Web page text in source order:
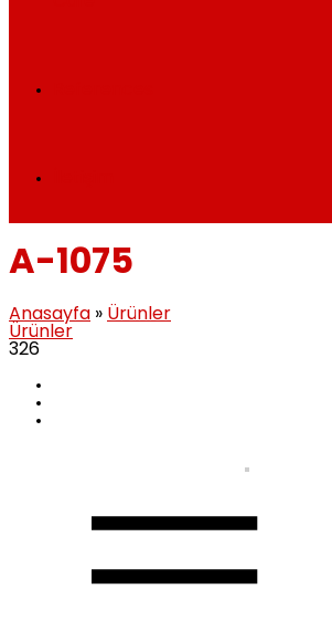
A-1075
Anasayfa » Ürünler
Ürünler
326